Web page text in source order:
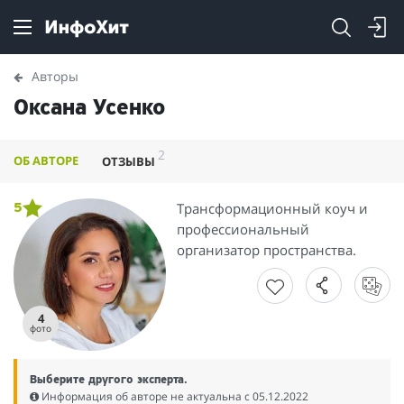
Авторы
Оксана Усенко
ОБ АВТОРЕ ОТЗЫВЫ 2
4
фото
5
Трансформационный коуч и
профессиональный
организатор пространства.
Выберите другого эксперта.
Информация об авторе не актуальна c 05.12.2022